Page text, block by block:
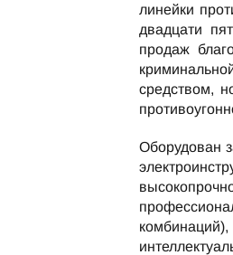
линейки
двадцати
продаж
средством,
Оборудован